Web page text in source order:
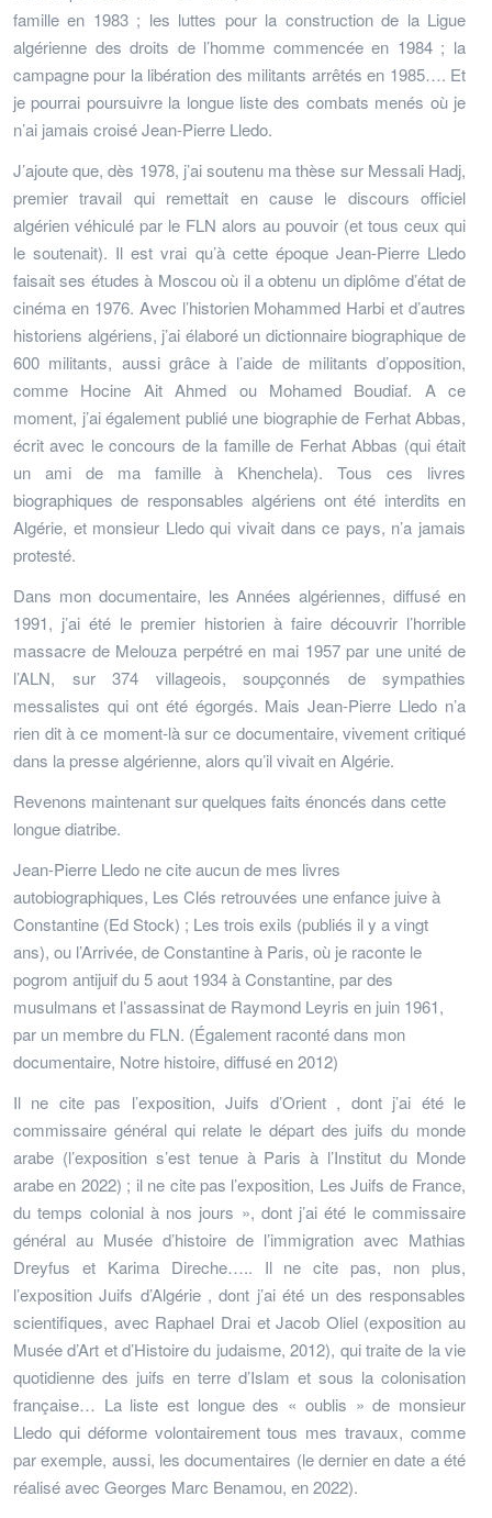
famille en 1983 ; les luttes pour la construction de la Ligue
algérienne des droits de l’homme commencée en 1984 ; la
campagne pour la libération des militants arrêtés en 1985…. Et
je pourrai poursuivre la longue liste des combats menés où je
n’ai jamais croisé Jean-Pierre Lledo.
J’ajoute que, dès 1978, j’ai soutenu ma thèse sur Messali Hadj,
premier travail qui remettait en cause le discours officiel
algérien véhiculé par le FLN alors au pouvoir (et tous ceux qui
le soutenait). Il est vrai qu’à cette époque Jean-Pierre Lledo
faisait ses études à Moscou où il a obtenu un diplôme d’état de
cinéma en 1976. Avec l’historien Mohammed Harbi et d’autres
historiens algériens, j’ai élaboré un dictionnaire biographique de
600 militants, aussi grâce à l’aide de militants d’opposition,
comme Hocine Ait Ahmed ou Mohamed Boudiaf. A ce
moment, j’ai également publié une biographie de Ferhat Abbas,
écrit avec le concours de la famille de Ferhat Abbas (qui était
un ami de ma famille à Khenchela). Tous ces livres
biographiques de responsables algériens ont été interdits en
Algérie, et monsieur Lledo qui vivait dans ce pays, n’a jamais
protesté.
Dans mon documentaire, les Années algériennes, diffusé en
1991, j’ai été le premier historien à faire découvrir l’horrible
massacre de Melouza perpétré en mai 1957 par une unité de
l’ALN, sur 374 villageois, soupçonnés de sympathies
messalistes qui ont été égorgés. Mais Jean-Pierre Lledo n’a
rien dit à ce moment-là sur ce documentaire, vivement critiqué
dans la presse algérienne, alors qu’il vivait en Algérie.
Revenons maintenant sur quelques faits énoncés dans cette
longue diatribe.
Jean-Pierre Lledo ne cite aucun de mes livres
autobiographiques, Les Clés retrouvées une enfance juive à
Constantine (Ed Stock) ; Les trois exils (publiés il y a vingt
ans), ou l’Arrivée, de Constantine à Paris, où je raconte le
pogrom antijuif du 5 aout 1934 à Constantine, par des
musulmans et l’assassinat de Raymond Leyris en juin 1961,
par un membre du FLN. (Également raconté dans mon
documentaire, Notre histoire, diffusé en 2012)
Il ne cite pas l’exposition, Juifs d’Orient , dont j’ai été le
commissaire général qui relate le départ des juifs du monde
arabe (l’exposition s’est tenue à Paris à l’Institut du Monde
arabe en 2022) ; il ne cite pas l’exposition, Les Juifs de France,
du temps colonial à nos jours », dont j’ai été le commissaire
général au Musée d’histoire de l’immigration avec Mathias
Dreyfus et Karima Direche….. Il ne cite pas, non plus,
l’exposition Juifs d’Algérie , dont j’ai été un des responsables
scientifiques, avec Raphael Drai et Jacob Oliel (exposition au
Musée d’Art et d’Histoire du judaisme, 2012), qui traite de la vie
quotidienne des juifs en terre d’Islam et sous la colonisation
française… La liste est longue des « oublis » de monsieur
Lledo qui déforme volontairement tous mes travaux, comme
par exemple, aussi, les documentaires (le dernier en date a été
réalisé avec Georges Marc Benamou, en 2022).